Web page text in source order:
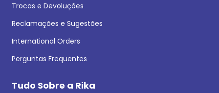
Trocas e Devoluções
Reclamações e Sugestões
International Orders
Perguntas Frequentes
Tudo Sobre a Rika